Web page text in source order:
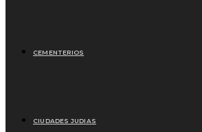
CEMENTERIOS
CIUDADES JUDIAS